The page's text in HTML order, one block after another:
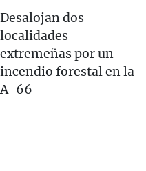
Desalojan dos
localidades
extremeñas por un
incendio forestal en la
A-66